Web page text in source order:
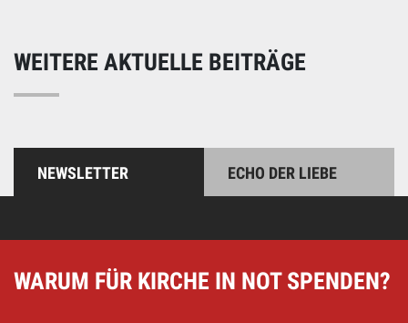
WEITERE AKTUELLE BEITRÄGE
NEWSLETTER ECHO DER LIEBE
WARUM FÜR KIRCHE IN NOT SPENDEN?